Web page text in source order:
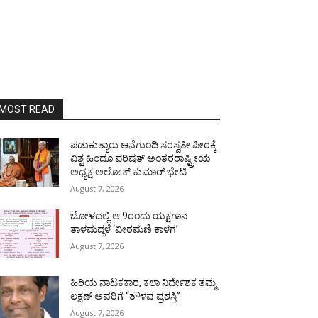
READ
ಪಡುಕುತ್ಯಾರು ಆನೆಗುಂದಿ ಸರಸ್ವತೀ ಪೀಠಕ್ಕೆ
ವಿಶ್ವ ಹಿಂದೂ ಪರಿಷತ್ ಅಂತರರಾಷ್ಟ್ರೀಯ
ಅಧ್ಯಕ್ಷ ಅಲೋಕ್ ಕುಮಾರ್ ಭೇಟಿ
August 7, 2026
ಬೋಳದಲ್ಲಿ ಆ.9ರಂದು ಯಕ್ಷಗಾನ
ತಾಳಮದ್ದಳೆ ‘ವೀರಮಣಿ ಕಾಳಗ’
August 7, 2026
ಹಿರಿಯ ನಾಟಕಕಾರ, ಕಲಾ ನಿರ್ದೇಶಕ ತಮ್ಮ
ಲಕ್ಷಣ್ ಅವರಿಗೆ “ತೌಳವ ಪ್ರಶಸ್ತಿ”
August 7, 2026